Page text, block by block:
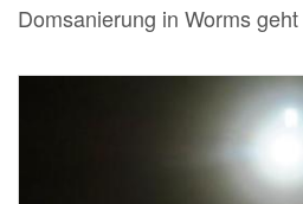
Domsanierung in Worms